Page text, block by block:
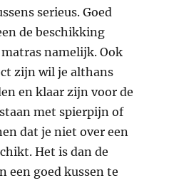
serieus. Goed
de beschikking
namelijk. Ook
zijn wil je althans
en klaar zijn voor de
met spierpijn of
dat je niet over een
Het is dan de
een goed kussen te